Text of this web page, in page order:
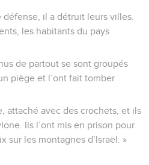
défense, il a détruit leurs villes.
les habitants du pays
de partout se sont groupés
piège et l’ont fait tomber
attaché avec des crochets, et ils
Ils l’ont mis en prison pour
sur les montagnes d’Israël. »